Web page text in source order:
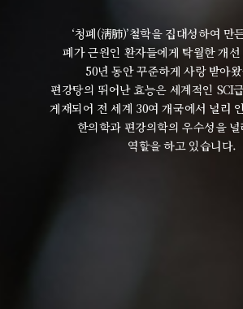
‘청폐(淸肺)’철학을 집대성하여 만
폐가 근원인 환자들에게 탁월한 개
50년 동안 꾸준하게 사랑 받아
편강탕의 뛰어난 효능은 세계적인 SCI
게재되어 전 세계 30여 개국에서 널리
한의학과 편강의학의 우수성을
역할을 하고 있습니다.